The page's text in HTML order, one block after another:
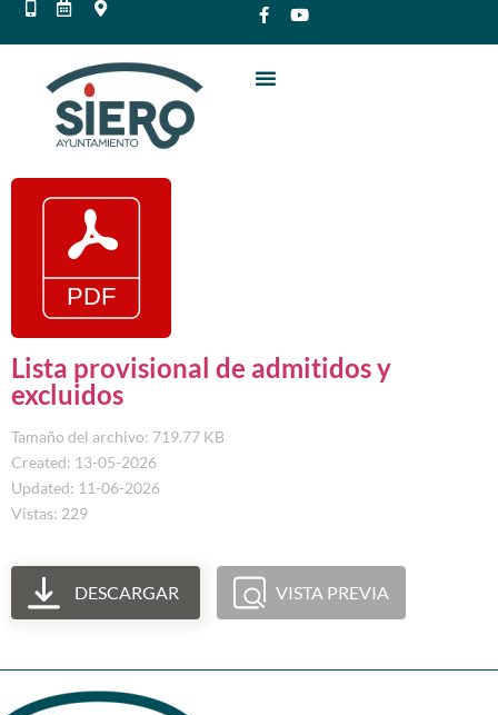
Lista provisional de admitidos y
excluidos
Tamaño del archivo: 719.77 KB
Created: 13-05-2026
Updated: 11-06-2026
Vistas: 229
DESCARGAR VISTA PREVIA